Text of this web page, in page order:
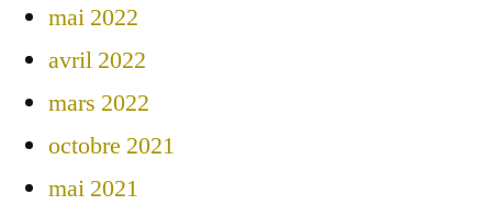
mai 2022
avril 2022
mars 2022
octobre 2021
mai 2021